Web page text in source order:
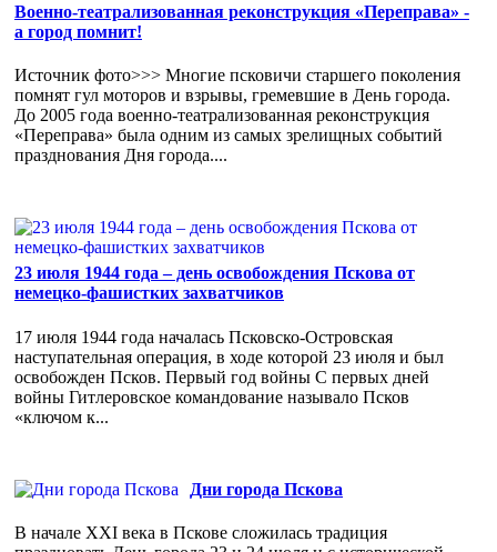
Военно-театрализованная реконструкция «Переправа» -
а город помнит!
Источник фото>>> Многие псковичи старшего поколения
помнят гул моторов и взрывы, гремевшие в День города.
До 2005 года военно-театрализованная реконструкция
«Переправа» была одним из самых зрелищных событий
празднования Дня города....
23 июля 1944 года – день освобождения Пскова от
немецко-фашистких захватчиков
17 июля 1944 года началась Псковско-Островская
наступательная операция, в ходе которой 23 июля и был
освобожден Псков. Первый год войны С первых дней
войны Гитлеровское командование называло Псков
«ключом к...
Дни города Пскова
В начале XXI века в Пскове сложилась традиция